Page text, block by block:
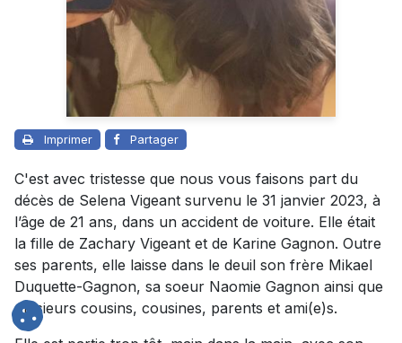
Imprimer Partager
C'est avec tristesse que nous vous faisons part du
décès de Selena Vigeant survenu le 31 janvier 2023, à
l’âge de 21 ans, dans un accident de voiture. Elle était
la fille de Zachary Vigeant et de Karine Gagnon. Outre
ses parents, elle laisse dans le deuil son frère Mikael
Duquette-Gagnon, sa soeur Naomie Gagnon ainsi que
plusieurs cousins, cousines, parents et ami(e)s.